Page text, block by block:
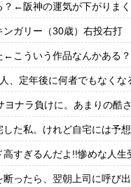
？←阪神の運気が下がりま
（30歳）右投右打 エドウィン・
←こういう作品なんかある？
、定年後に何者でもなくな
ヨナラ負けに。あまりの酷
には予想もしない人物が住み着いており
すぎるんだよ!!惨めな人生
断ったら、翌朝上司に呼び